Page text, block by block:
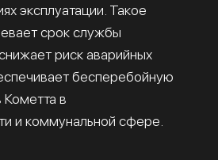
эксплуатации. Такое
срок службы
риск аварийных
бесперебойную
Кометта в
и коммунальной сфере.